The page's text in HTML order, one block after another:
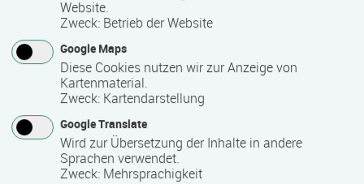
Sprachen“. Entsprechend ihrer erreichten Niveaustufe
erhalten die Teilnehmenden von uns gern eine
Teilnahmebescheinigung.
Die Schule wird von Gernot Hohnstein geleitet, unterstützt
von einem engagierten und qualifizierten Team aus
Lehrkräften mit muttersprachlichem oder vergleichbarem
Hintergrund und Skandinavisten mit teils über 20 Jahren
Lehrerfahrung.
Website.
Zweck: Betrieb der Website
Google Maps
Diese Cookies nutzen wir zur Anzeige von
Kartenmaterial.
Zweck: Kartendarstellung
Google Translate
Wird zur Übersetzung der Inhalte in andere
Sprachen verwendet.
Zweck: Mehrsprachigkeit